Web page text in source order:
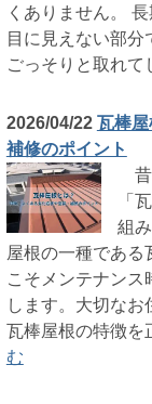
くありません。
目に見えない部
ごっそりと取れて
2026/04/22 瓦棒屋
補修のポイント
昔
「
組
屋根の一種である
こそメンテナンス
します。大切な
瓦棒屋根の特徴を
む